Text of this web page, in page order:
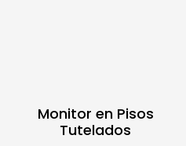
Monitor en Pisos
Tutelados